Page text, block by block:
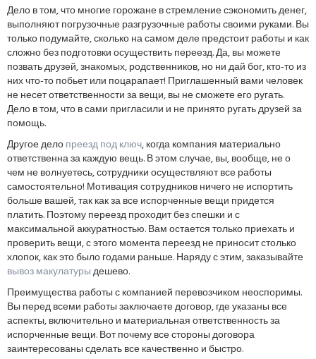
Дело в том, что многие горожане в стремление сэкономить денег,
выполняют погрузочные разгрузочные работы своими руками. Вы
только подумайте, сколько на самом деле предстоит работы и как
сложно без подготовки осуществить переезд. Да, вы можете
позвать друзей, знакомых, родственников, но ни дай бог, кто-то из
них что-то побьет или поцарапает! Приглашенный вами человек
не несет ответственности за вещи, вы не сможете его ругать.
Дело в том, что в сами пригласили и не принято ругать друзей за
помощь.
Другое делопреезд под ключ, когда компания материально
ответственна за каждую вещь. В этом случае, вы, вообще, не о
чем не волнуетесь, сотрудники осуществляют все работы
самостоятельно! Мотивация сотрудников ничего не испортить
больше вашей, так как за все испорченные вещи придется
платить. Поэтому переезд проходит без спешки и с
максимальной аккуратностью. Вам остается только приехать и
проверить вещи, с этого момента переезд не приносит столько
хлопок, как это было годами раньше. Наряду с этим, заказывайте
вывоз макулатурыдешево.
Преимущества работы с компанией перевозчиком неоспоримы.
Вы перед всеми работы заключаете договор, где указаны все
аспекты, включительно и материальная ответственность за
испорченные вещи. Вот почему все стороны договора
заинтересованы сделать все качественно и быстро.